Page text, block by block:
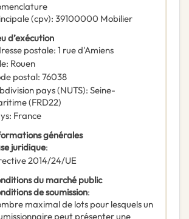
(cpv): 39100000 Mobilier
d’exécution
postale: 1 rue d'Amiens
: Rouen
postal: 76038
pays (NUTS): Seine-
(FRD22)
: France
générales
juridique:
2014/24/UE
du marché public
de soumission:
maximal de lots pour lesquels un
peut présenter une